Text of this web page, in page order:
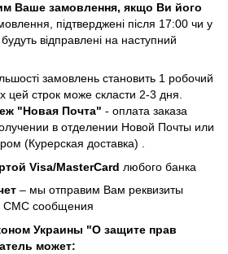
Ваше замовлення, якщо Ви його
підтверджені після 17:00 чи у
будуть відправлені на наступний
замовлень становить 1 робочий
цей строк може скласти 2-3 дня.
"Новая Почта" - оплата заказа
в отделении Новой Почты или
(Курерская доставка) .
Visa/MasterCard любого банка
– мы отправим Вам реквизиты
СМС сообщения
Украины "О защите прав
может: